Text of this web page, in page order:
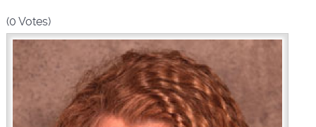
(0 Votes)